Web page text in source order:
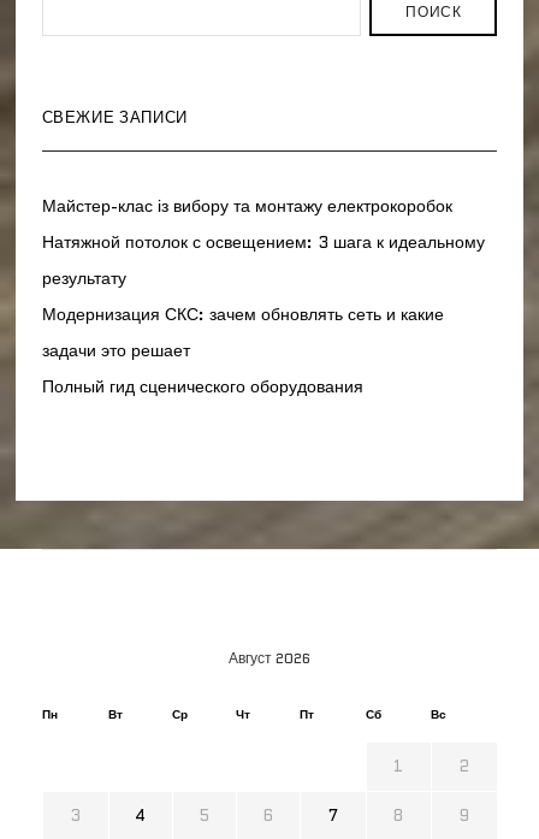
ПОИСК
СВЕЖИЕ ЗАПИСИ
Майстер-клас із вибору та монтажу електрокоробок
Натяжной потолок с освещением: 3 шага к идеальному
результату
Модернизация СКС: зачем обновлять сеть и какие
задачи это решает
Полный гид сценического оборудования
Август 2026
Пн Вт Ср Чт Пт Сб Вс
1 2
3 4 5 6 7 8 9